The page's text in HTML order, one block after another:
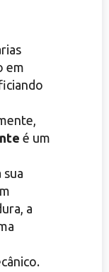
em
é um
sua
a